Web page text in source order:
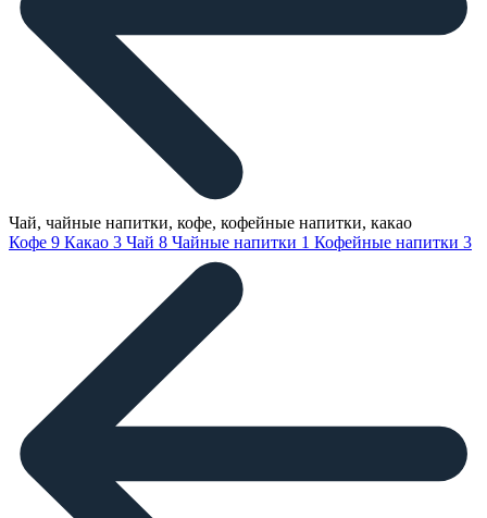
Чай, чайные напитки, кофе, кофейные напитки, какао
Кофе 9 Какао 3 Чай 8 Чайные напитки 1 Кофейные напитки 3